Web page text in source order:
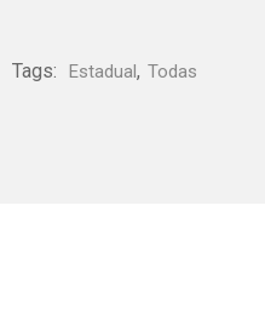
Tags: Estadual, Todas